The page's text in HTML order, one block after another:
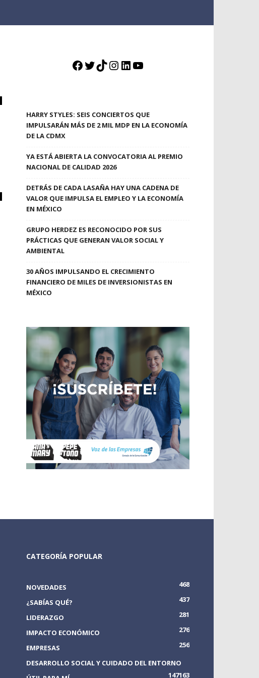
Facebook
Twitter
TikTok
Instagram
LinkedIn
YouTube
HARRY STYLES: SEIS CONCIERTOS QUE
IMPULSARÁN MÁS DE 2 MIL MDP EN LA ECONOMÍA
DE LA CDMX
YA ESTÁ ABIERTA LA CONVOCATORIA AL PREMIO
NACIONAL DE CALIDAD 2026
DETRÁS DE CADA LASAÑA HAY UNA CADENA DE
VALOR QUE IMPULSA EL EMPLEO Y LA ECONOMÍA
EN MÉXICO
GRUPO HERDEZ ES RECONOCIDO POR SUS
PRÁCTICAS QUE GENERAN VALOR SOCIAL Y
AMBIENTAL
30 AÑOS IMPULSANDO EL CRECIMIENTO
FINANCIERO DE MILES DE INVERSIONISTAS EN
MÉXICO
CATEGORÍA POPULAR
NOVEDADES
468
¿SABÍAS QUÉ?
437
LIDERAZGO
281
IMPACTO ECONÓMICO
276
EMPRESAS
256
DESARROLLO SOCIAL Y CUIDADO DEL ENTORNO
163
147